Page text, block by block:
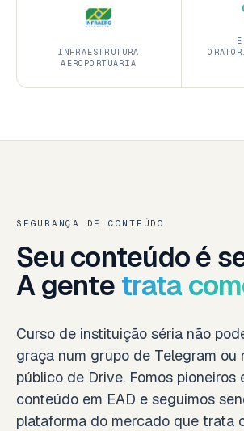
INFRAESTRUTURA
AEROPORTUÁRIA
SEGURANÇA DE CONTEÚDO
Seu conteúdo é
A gente trata
Curso de instituição séria não
graça num grupo de Telegram ou
público de Drive. Fomos pioneiros
conteúdo em EAD e seguimos
plataforma do mercado que trata